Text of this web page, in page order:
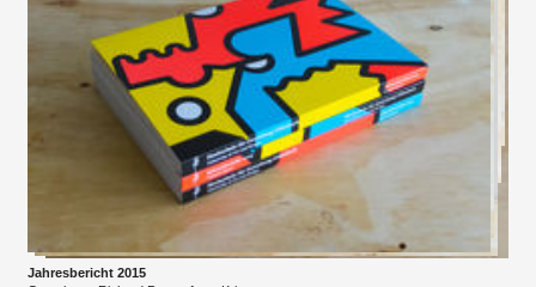
Jahresbericht 2015